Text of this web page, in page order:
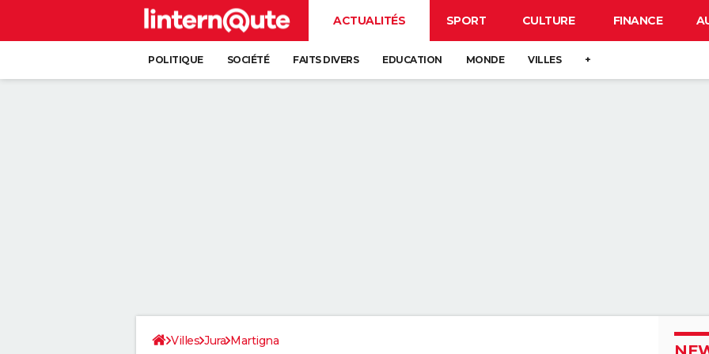
ACTUALITÉS SPORT CULTURE FINANCE
POLITIQUE SOCIÉTÉ FAITS DIVERS EDUCATION MONDE VILLES +
Villes Jura Martigna